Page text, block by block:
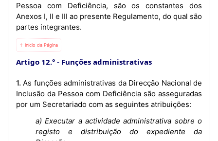
Pessoa com Deficiência, são os constantes dos
Anexos I, II e III ao presente Regulamento, do qual são
partes integrantes.
⇡ Início da Página
Artigo 12.° Funções administrativas
1. As funções administrativas da Direcção Nacional de
Inclusão da Pessoa com Deficiência são asseguradas
por um Secretariado com as seguintes atribuições:
a) Executar a actividade administrativa sobre o
registo e distribuição do expediente da